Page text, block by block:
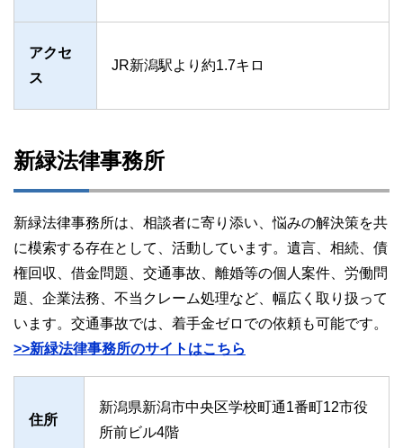
アクセ
ス
JR新潟駅より約1.7キロ
新緑法律事務所
新緑法律事務所は、相談者に寄り添い、悩みの解決策を共
に模索する存在として、活動しています。遺言、相続、債
権回収、借金問題、交通事故、離婚等の個人案件、労働問
題、企業法務、不当クレーム処理など、幅広く取り扱って
います。交通事故では、着手金ゼロでの依頼も可能です。
>>新緑法律事務所のサイトはこちら
住所
新潟県新潟市中央区学校町通1番町12市役
所前ビル4階